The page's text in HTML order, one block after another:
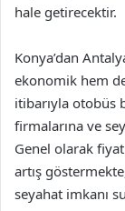
hale getirecektir.
Konya’dan
ekonomik hem
itibarıyla otobüs
firmalarına ve
Genel olarak
artış
seyahat imkanı